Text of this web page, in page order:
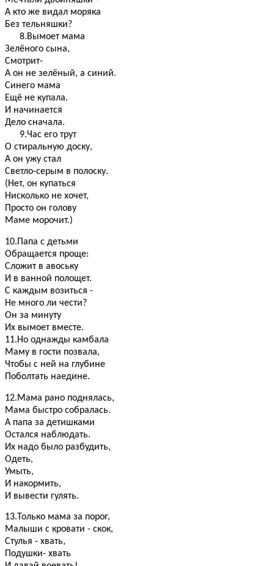
А кто же видал моряка
Без тельняшки?
8.Вымоет мама
Зелёного сына,
Смотрит-
А он не зелёный, а синий.
Синего мама
Ещё не купала.
И начинается
Дело сначала.
9.Час его трут
О стиральную доску,
А он ужу стал
Светло-серым в полоску.
(Нет, он купаться
Нисколько не хочет,
Просто он голову
Маме морочит.)
10.Папа с детьми
Обращается проще:
Сложит в авоську
И в ванной полощет.
С каждым возиться -
Не много ли чести?
Он за минуту
Их вымоет вместе.
11.Но однажды камбала
Маму в гости позвала,
Чтобы с ней на глубине
Поболтать наедине.
12.Мама рано поднялась,
Мама быстро собралась.
А папа за детишками
Остался наблюдать.
Их надо было разбудить,
Одеть,
Умыть,
И накормить,
И вывести гулять.
13.Только мама за порог,
Малыши с кровати - скок,
Стулья - хвать,
Подушки- хвать